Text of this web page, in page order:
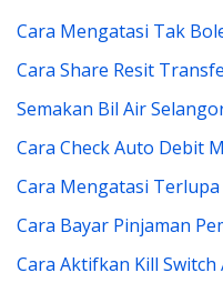
Cara Mengatasi Tak
Cara Share Resit
Semakan Bil Air
Cara Check Auto Debit
Cara Mengatasi
Cara Bayar Pinjaman
Cara Aktifkan Kill